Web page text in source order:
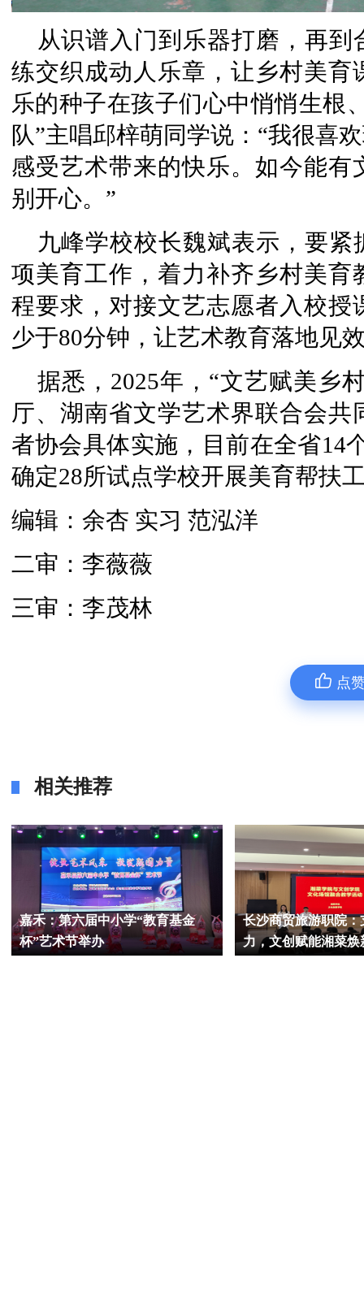
从识谱入门到乐器打磨，再
练交织成动人乐章，让乡村美
乐的种子在孩子们心中悄悄生根
队”主唱邱梓萌同学说：“我很喜
感受艺术带来的快乐。如今能
别开心。”
九峰学校校长魏斌表示，要
项美育工作，着力补齐乡村美
程要求，对接文艺志愿者入校
少于80分钟，让艺术教育落地见
据悉，2025年，“文艺赋美乡
厅、湖南省文学艺术界联合会
者协会具体实施，目前在全省14
确定28所试点学校开展美育帮扶
编辑：余杏 实习 范泓洋
二审：李薇薇
三审：李茂林
点
相关推荐
嘉禾：第六届中小学“教育基金
杯”艺术节举办
长沙商贸旅游职院：
力，文创赋能湘菜焕